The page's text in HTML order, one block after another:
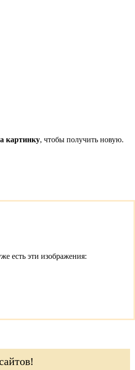
картинку, чтобы получить новую.
есть эти изображения: